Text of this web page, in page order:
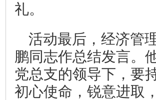
礼。
活动最后，经济管
鹏同志作总结发言。
党总支的领导下，要
初心使命，锐意进取